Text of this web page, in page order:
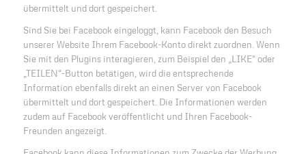
übermittelt und dort gespeichert.
Sind Sie bei Facebook eingeloggt, kann Facebook den Besuch
unserer Website Ihrem Facebook-Konto direkt zuordnen. Wenn
Sie mit den Plugins interagieren, zum Beispiel den „LIKE“ oder
„TEILEN“-Button betätigen, wird die entsprechende
Information ebenfalls direkt an einen Server von Facebook
übermittelt und dort gespeichert. Die Informationen werden
zudem auf Facebook veröffentlicht und Ihren Facebook-
Freunden angezeigt.